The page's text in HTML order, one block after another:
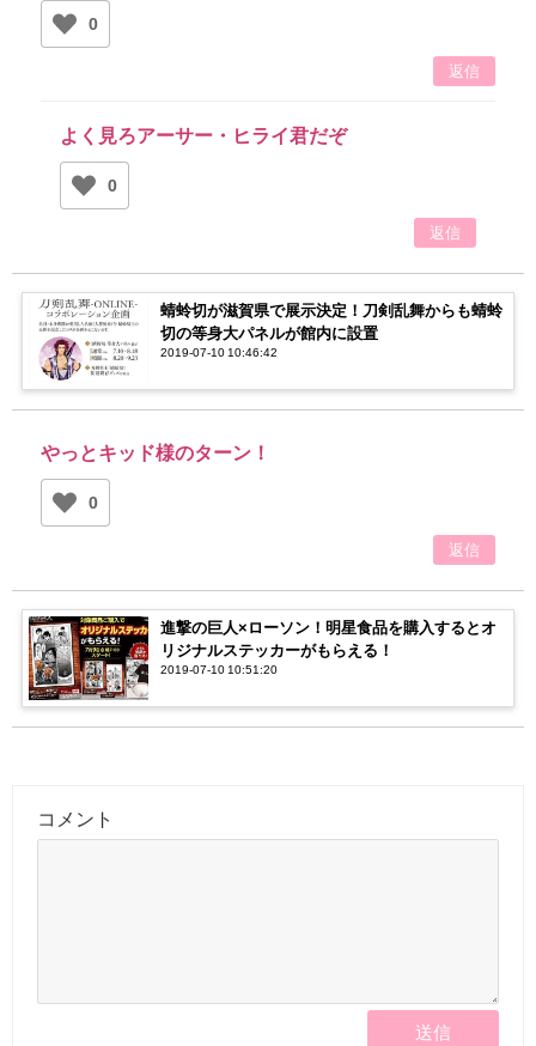
0
返信
よく見ろアーサー・ヒライ君だぞ
0
返信
蜻蛉切が滋賀県で展示決定！刀剣乱舞からも蜻蛉
切の等身大パネルが館内に設置
2019-07-10 10:46:42
やっとキッド様のターン！
0
返信
進撃の巨人×ローソン！明星食品を購入するとオ
リジナルステッカーがもらえる！
2019-07-10 10:51:20
コメント